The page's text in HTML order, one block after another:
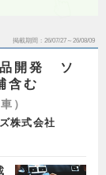
掲載期間 26/07/27～26/08/09
品開発 ソ
含む
）
株式会社